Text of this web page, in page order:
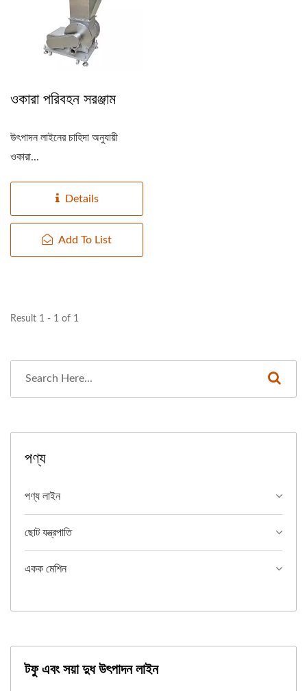
ওকারা পরিবহন সরঞ্জাম
উৎপাদন লাইনের চাহিদা অনুযায়ী
ওকারা...
Details
Add To List
Result 1 - 1 of 1
পণ্য
পণ্য লাইন
ছোট যন্ত্রপাতি
একক মেশিন
টফু এবং সয়া দুধ উৎপাদন লাইন